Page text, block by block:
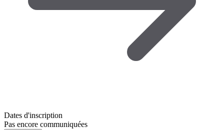
Dates d'inscription
Pas encore communiquées